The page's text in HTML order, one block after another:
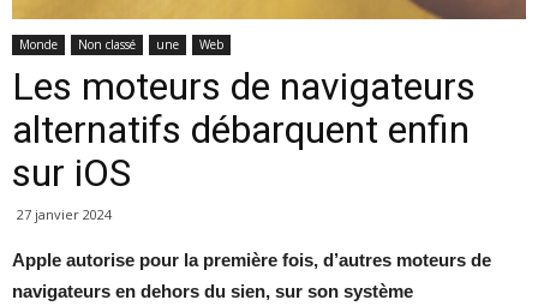
Monde Non classé une Web
Les moteurs de navigateurs
alternatifs débarquent enfin
sur iOS
27 janvier 2024
Apple autorise pour la première fois, d’autres moteurs de
navigateurs en dehors du sien, sur son système